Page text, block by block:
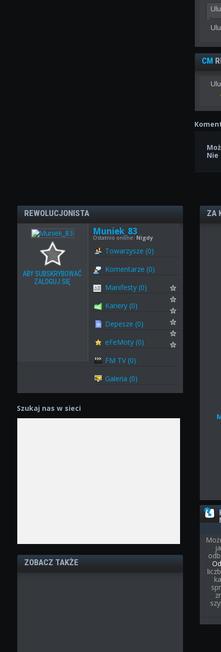
CM
REWOLUCJONISTA
ABY SUBSKRYBOWAĆ
ZALOGUJ SIĘ
Muniek_83
Ostatnio online: Nigdy
Towarzysze (0)
Komentarze (0)
Manifesty (0)
Kariery (0)
Depesze (0)
eFeMoty (0)
FM TV (0)
Galeria (0)
Szukaj nas w sieci
ZOBACZ TAKŻE
ZA